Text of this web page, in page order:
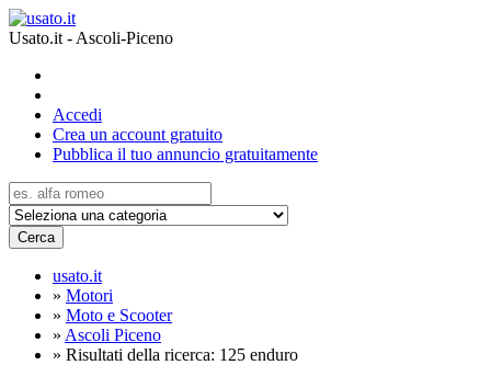
Usato.it - Ascoli-Piceno
Accedi
Crea un account gratuito
Pubblica il tuo annuncio gratuitamente
Cerca
usato.it
» Motori
» Moto e Scooter
» Ascoli Piceno
» Risultati della ricerca: 125 enduro